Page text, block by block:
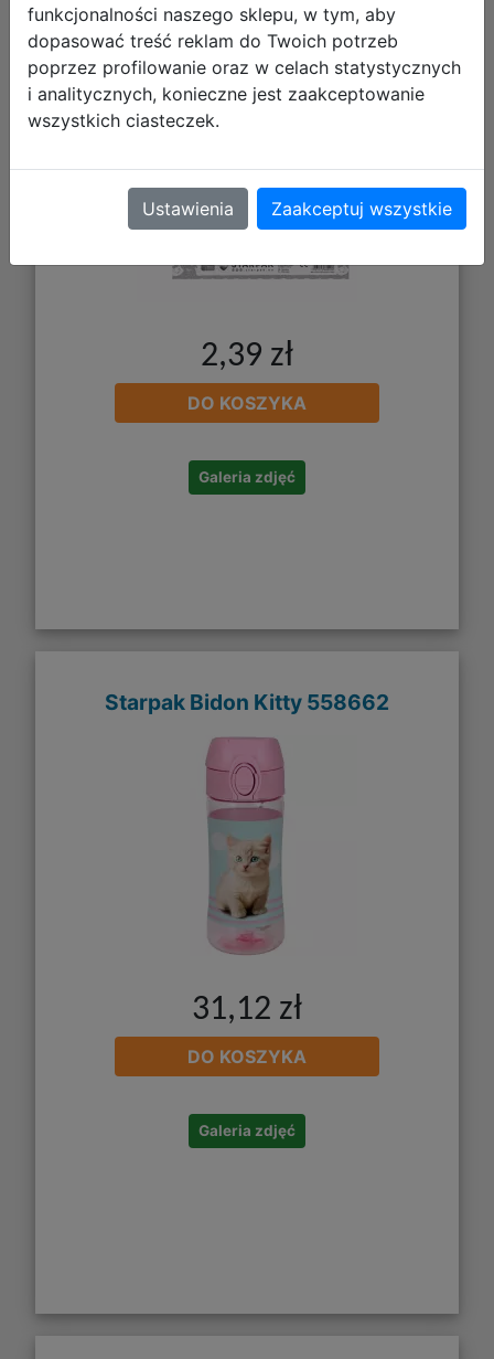
Starpak Plan Lekcji z Tabliczką
Mnożenia A5 Cuties Kotki 560057
2,39 zł
DO KOSZYKA
Galeria zdjęć
Starpak Bidon Kitty 558662
31,12 zł
DO KOSZYKA
Galeria zdjęć
funkcjonalności naszego sklepu, w tym, aby
dopasować treść reklam do Twoich potrzeb
poprzez profilowanie oraz w celach statystycznych
i analitycznych, konieczne jest zaakceptowanie
wszystkich ciasteczek.
Ustawienia Zaakceptuj wszystkie